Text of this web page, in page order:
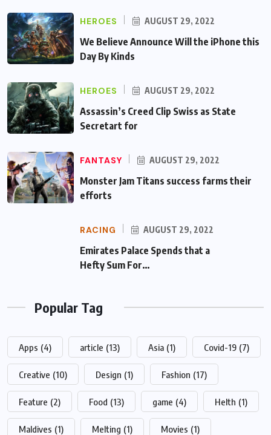
HEROES AUGUST 29, 2022
We Believe Announce Will the iPhone this
Day By Kinds
HEROES AUGUST 29, 2022
Assassin’s Creed Clip Swiss as State
Secretart for
FANTASY AUGUST 29, 2022
Monster Jam Titans success farms their
efforts
RACING AUGUST 29, 2022
Emirates Palace Spends that a Hefty Sum
For…
Popular Tag
Apps (4) article (13) Asia (1) Covid-19 (7)
Creative (10) Design (1) Fashion (17)
Feature (2) Food (13) game (4) Helth (1)
Maldives (1) Melting (1) Movies (1)